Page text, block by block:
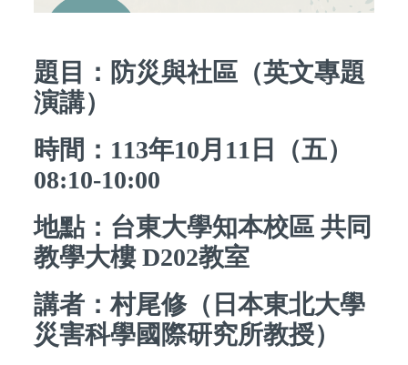
題目：防災與社區（英文專題
演講）
時間：113年10月11日（五）
08:10-10:00
地點：台東大學知本校區 共同
教學大樓 D202教室
講者：村尾修（日本東北大學
災害科學國際研究所教授）